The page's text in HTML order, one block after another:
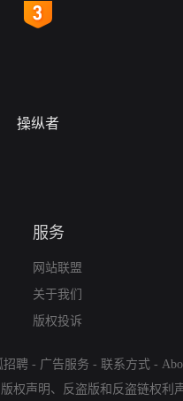
操纵者
服务
网站联盟
关于我们
版权投诉
招聘 - 广告服务 - 联系方式 -
版权声明 、 反盗版和反盗链权利